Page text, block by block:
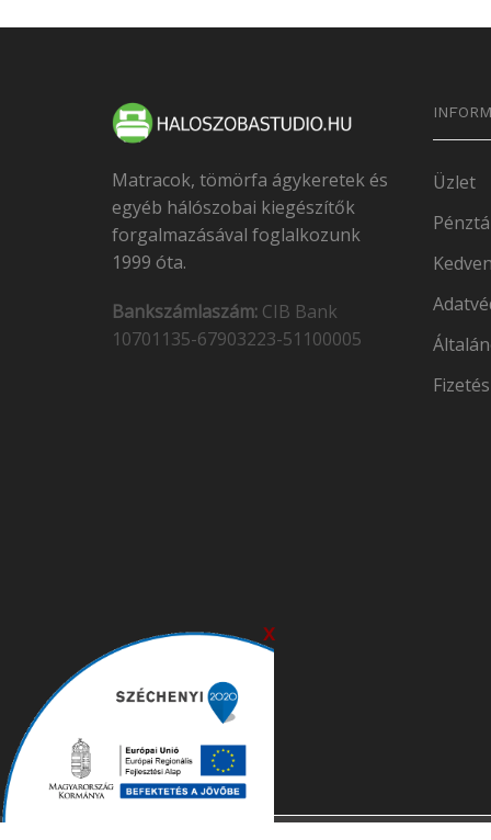
Matracok, tömörfa ágykeretek és
egyéb hálószobai kiegészítők
forgalmazásával foglalkozunk
1999 óta.
Bankszámlaszám: CIB Bank
10701135-67903223-51100005
Üzlet
x